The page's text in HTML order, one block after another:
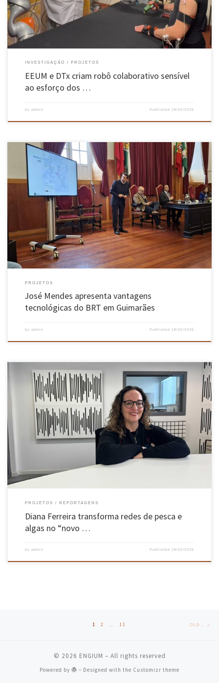
INVESTIGAÇÃO PROJETOS
EEUM e DTx criam robô colaborativo sensível
ao esforço dos …
by admin Published 18/02/2026
Arrancaram em janeiro os estudos prévios para a execução do projeto do BRT de Guimarães.
A nova etapa foi anunciada no dia 13 janeiro pelo autarca Ricardo Araújo que esteve
acompanhado pelo ministro das infraestruturas, Miguel Pinto Luz, num sinal de
convergência entre a autarquia e o governo central em […]
PROJETOS
José Mendes apresenta vantagens
tecnológicas do BRT em Guimarães
by admin Published 18/02/2026
A investigadora do centro 2C2T da Escola de Engenharia da UMinho lidera cinco projetos do
PRR focados na descarbonização e na criação de têxteis inteligentes. De pensos para
tratamento de cancro a coleções de moda feitas com redes de pesca recicladas, a inovação
minhota está a antecipar as novas exigências […]
PROJETOS REPORTAGENS
Diana Ferreira transforma redes de pesca e
algas no “novo …
by admin Published 18/02/2026
1 2 … 11 OLDER POSTS
© 2026 ENGIUM – All rights reserved
Powered by – Designed with the Customizr theme